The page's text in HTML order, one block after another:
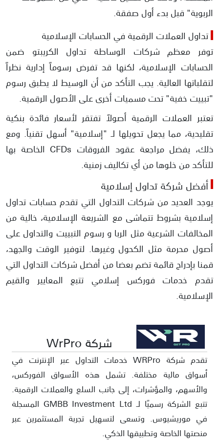
الربوية" قبل بدء أول صفقة.
تداول العملات الرقمية في الحسابات الإسلامية
توفر معظم شركات الوساطة تداول الكريبتو ضمن
الحسابات الإسلامية، لكنها قد تفرض رسوماً إدارية نظراً
لتقلباتها العالية. يجب التأكد من أن الوسيط لا يطبق رسوم
"تبييت خفية" تحت مسميات أخرى على الأصول الرقمية.
​تعتبر العملات الرقمية أصولاً تفتقر لأسعار فائدة بنكية
تقليدية، مما يجعل تحويلها لـ "إسلامية" أسهل تقنياً. ومع
ذلك، يفضل مراجعة عقود الفروقات CFDs الخاصة بها
للتأكد من خلوها من أي تكاليف زمنية.
أفضل شركة تداول إسلامية
يوجد العديد من شركات التداول التي تقدم حسابات تداول
إسلامية بشروط تتماشى مع الشريعة الإسلامية، خالية من
المخالفات الشرعية مثل الربا و رسوم التبييت والتداول على
أصول محرمة مثل الكحول وغيرها. لتوفير الوقت والجهد،
قمنا بإدراج قائمة تضم بعضا من أفضل شركات التداول التي
تقدم خدمات فوركس إسلامي تتبع المعايير والقيم
الإسلامية.
شركة WrPro
تقدم شركة WRPro خدمات التداول عبر الإنترنت في
أسواق مالية مختلفة. تشمل هذه الأسواق الفوركس،
والأسهم، والمؤشرات، إلى جانب السلع والعملات الرقمية.
تتبع الشركة رسميًا لـ GMBB Investment Ltd المسجلة
في موريشيوس. وتسعى لتسهيل تجربة المستثمرين عبر
منصتها الخاصة وتطبيقها الذكي.